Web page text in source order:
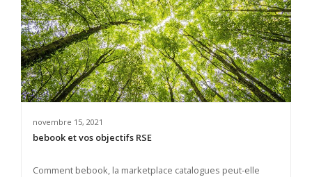
novembre 15, 2021
bebook et vos objectifs RSE
Comment bebook, la marketplace catalogues peut-elle